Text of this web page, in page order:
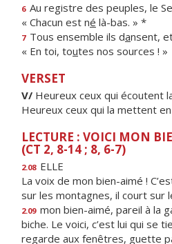
6 Au registre des peuples, le
« Chacun est né là-bas. » *
7 Tous ensemble ils dansent,
« En toi, toutes nos sources ! »
VERSET
V/ Heureux ceux qui écoutent
Heureux ceux qui la mettent
LECTURE : VOICI MON
(CT 2, 8-14 ; 8, 6-7)
2.08 ELLE
La voix de mon bien-aimé !
sur les montagnes, il court sur
2.09 mon bien-aimé, pareil à la
biche. Le voici, c’est lui qui se
regarde aux fenêtres, guette